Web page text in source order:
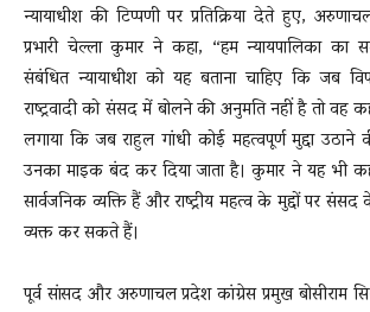
न्यायाधीश की टिप्पणी पर प्रतिक्रिया देते हुए,
प्रभारी चेल्ला कुमार ने कहा, “हम न्यायपालिका
संबंधित न्यायाधीश को यह बताना चाहिए कि जब
राष्ट्रवादी को संसद में बोलने की अनुमति नहीं है तो वह
लगाया कि जब राहुल गांधी कोई महत्वपूर्ण मुद्दा
उनका माइक बंद कर दिया जाता है। कुमार ने यह भी
सार्वजनिक व्यक्ति हैं और राष्ट्रीय महत्व के मुद्दों पर
व्यक्त कर सकते हैं।
पूर्व सांसद और अरुणाचल प्रदेश कांग्रेस प्रमुख बोसीराम